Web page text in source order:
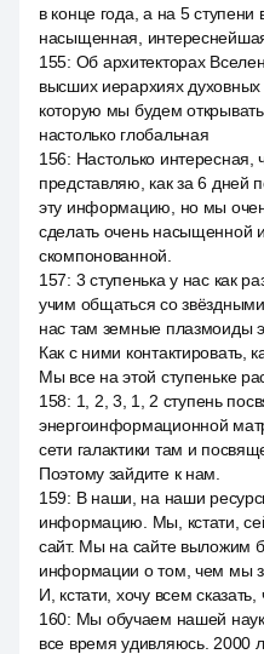
в конце года, а на 5
насыщенная,
155: Об архитекторах
высших иерархиях духовных
которую мы будем
настолько глобальная
156: Настолько интересная,
представляю, как за 6 дней
эту информацию, но мы
сделать очень насыщенной
скомпонованной.
157: 3 ступенька у нас как
учим общаться со
нас там земные плазмоиды
Как с ними контактировать,
Мы все на этой ступеньке
158: 1, 2, 3, 1, 2 ступень
энергоинформационной
сети галактики там и
Поэтому зайдите к нам.
159: В наши, на наши
информацию. Мы, кстати,
сайт. Мы на сайте выложим
информации о том, чем мы
И, кстати, хочу всем сказать,
160: Мы обучаем нашей
все время удивляюсь. 2000